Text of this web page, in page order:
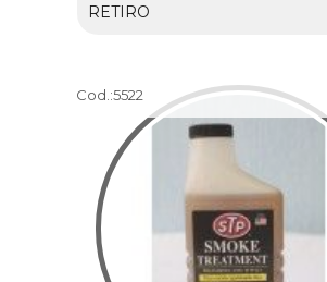
RETIRO
Cod.:5522